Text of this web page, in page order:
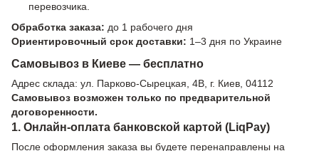
перевозчика.
Обработка заказа: до 1 рабочего дня
Ориентировочный срок доставки: 1–3 дня по Украине
Самовывоз в Киеве — бесплатно
Адрес склада: ул. Парково-Сырецкая, 4В, г. Киев, 04112
Самовывоз возможен только по предварительной
договоренности.
1. Онлайн-оплата банковской картой (LiqPay)
После оформления заказа вы будете перенаправлены на